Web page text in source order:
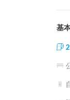
「
な
■長
2泊
ペ
基